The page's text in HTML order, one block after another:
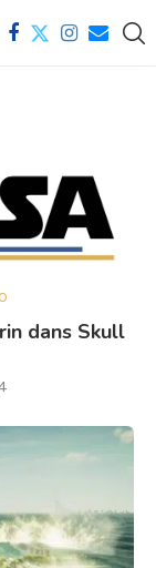
dans Skull